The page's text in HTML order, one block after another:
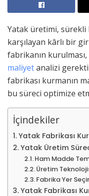
Yatak üretimi, sürekli
karşılayan kârlı bir
fabrikanın
maliyetanalizi
fabrikası kurmanın
bu süreci optimize
İçindekiler
Yatak Fabrikası
Yatak Üretim
Ham Madde
Üretim
Fabrika Yer
Yatak Fabrikası